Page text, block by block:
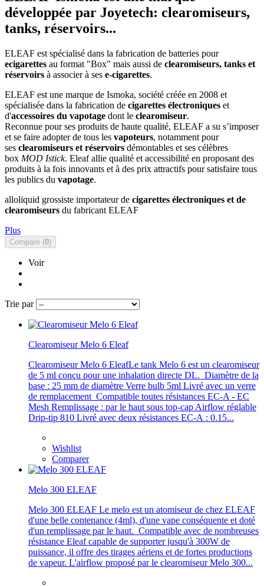
développée par Joyetech: clearomiseurs,
tanks, réservoirs...
ELEAF est spécialisé dans la fabrication de batteries pour
ecigarettes au format "Box" mais aussi de clearomiseurs, tanks et
réservoirs à associer à ses e-cigarettes.
ELEAF est une marque de Ismoka, société créée en 2008 et
spécialisée dans la fabrication de cigarettes électroniques et
d'accessoires du vapotage dont le clearomiseur.
Reconnue pour ses produits de haute qualité, ELEAF a su s’imposer
et se faire adopter de tous les vapoteurs, notamment pour
ses clearomiseurs et réservoirs démontables et ses célèbres
box MOD Istick. Eleaf allie qualité et accessibilité en proposant des
produits à la fois innovants et à des prix attractifs pour satisfaire tous
les publics du vapotage.
alloliquid grossiste importateur de cigarettes électroniques et de
clearomiseurs du fabricant ELEAF
Plus
Compare (0)
Voir
Trie par
Clearomiseur Melo 6 Eleaf
Clearomiseur Melo 6 EleafLe tank Melo 6 est un clearomiseur
de 5 ml conçu pour une inhalation directe DL. Diamètre de la
base : 25 mm de diamètre Verre bulb 5ml Livré avec un verre
de remplacement Compatible toutes résistances EC-A - EC
Mesh Remplissage : par le haut sous top-cap Airflow réglable
Drip-tip 810 Livré avec deux résistances EC-A : 0.15...
Wishlist
Comparer
Melo 300 ELEAF
Melo 300 ELEAF Le melo est un atomiseur de chez ELEAF
d'une belle contenance (4ml), d'une vape conséquente et doté
d'un remplissage par le haut. Compatible avec de nombreuses
résistance Eleaf capable de supporter jusqu'à 300W de
puissance, il offre des tirages aériens et de fortes productions
de vapeur. L'airflow proposé par le clearomiseur Melo 300...